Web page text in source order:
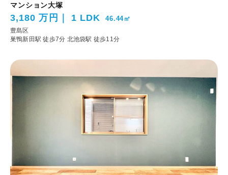
マンション大塚
3,180 万円 1 LDK 46.44㎡
豊島区
巣鴨新田駅 徒歩7分 北池袋駅 徒歩11分